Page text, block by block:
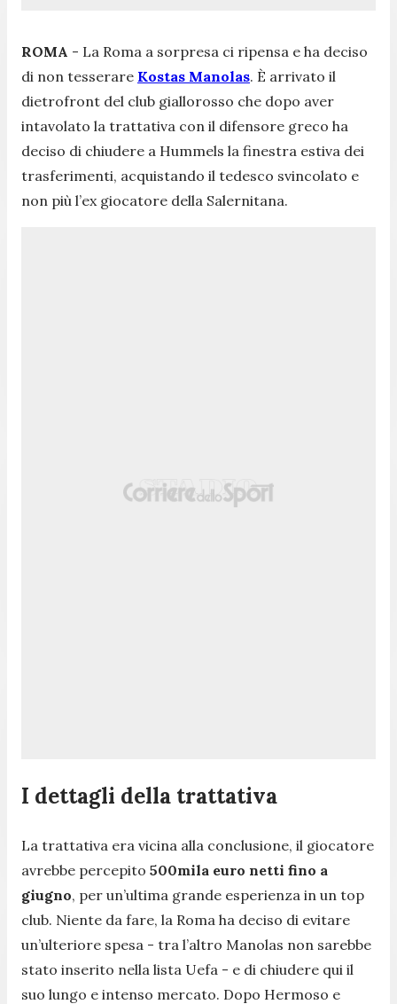
ROMA - La Roma a sorpresa ci ripensa e ha deciso
di non tesserare Kostas Manolas. È arrivato il
dietrofront del club giallorosso che dopo aver
intavolato la trattativa con il difensore greco ha
deciso di chiudere a Hummels la finestra estiva dei
trasferimenti, acquistando il tedesco svincolato e
non più l’ex giocatore della Salernitana.
I dettagli della trattativa
La trattativa era vicina alla conclusione, il giocatore
avrebbe percepito 500mila euro netti fino a
giugno, per un’ultima grande esperienza in un top
club. Niente da fare, la Roma ha deciso di evitare
un’ulteriore spesa - tra l’altro Manolas non sarebbe
stato inserito nella lista Uefa - e di chiudere qui il
suo lungo e intenso mercato. Dopo Hermoso e